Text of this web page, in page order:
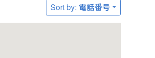
Sort by: 電話番号